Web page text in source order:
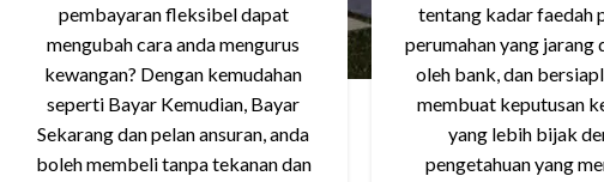
pembayaran fleksibel dapat
mengubah cara anda mengurus
kewangan? Dengan kemudahan
seperti Bayar Kemudian, Bayar
Sekarang dan pelan ansuran, anda
boleh membeli tanpa tekanan dan
tentang kadar faedah
perumahan yang
oleh bank, dan
membuat keputusan
yang lebih bijak
pengetahuan yang